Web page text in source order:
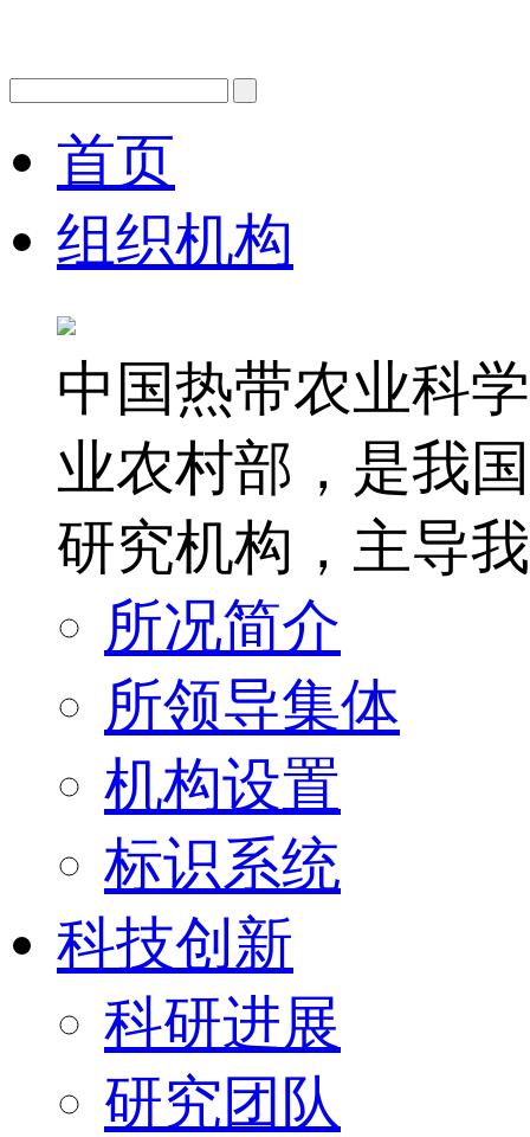
首页
组织机构
中国热带农业科
业农村部，是我
研究机构，主导
所况简介
所领导集体
机构设置
标识系统
科技创新
科研进展
研究团队